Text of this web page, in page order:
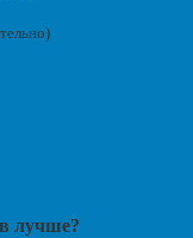
лучше?